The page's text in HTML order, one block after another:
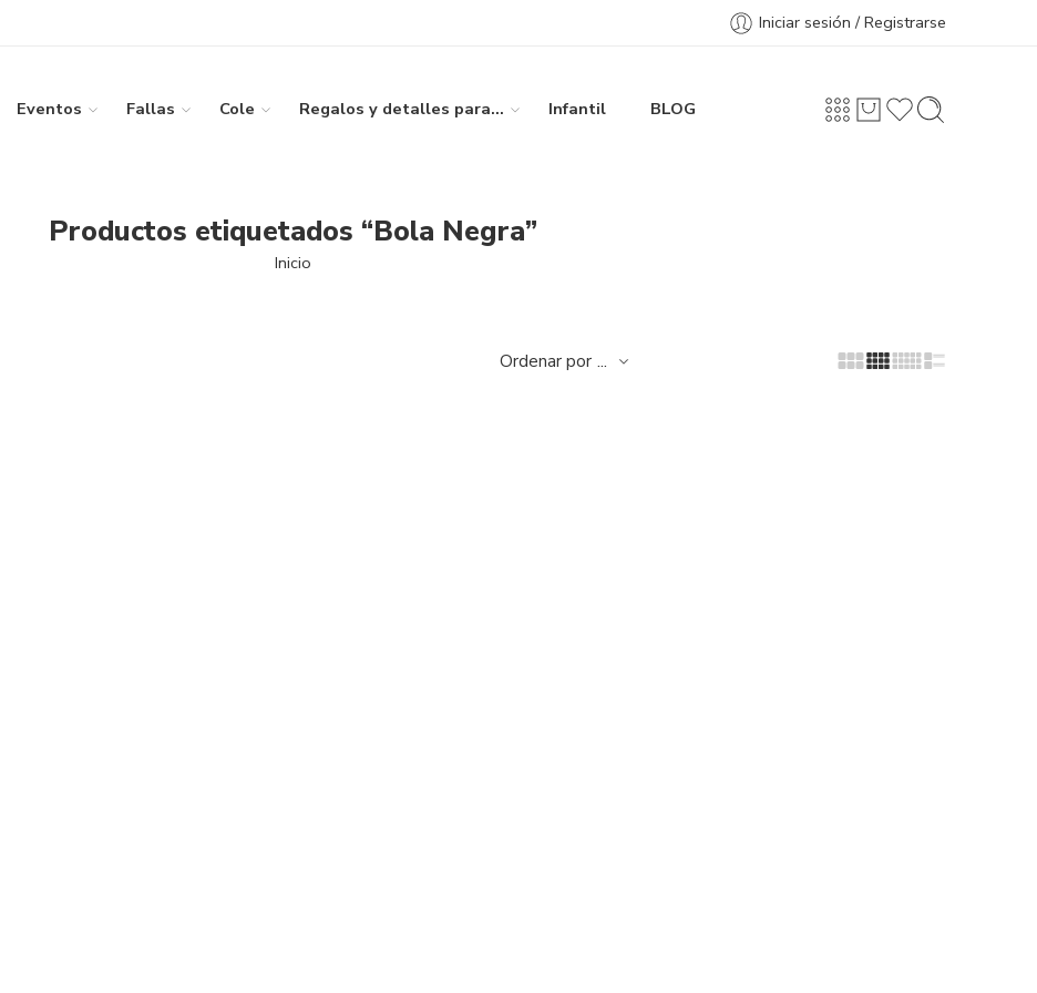
Iniciar sesión / Registrarse
Eventos Fallas Cole Regalos y detalles para… Infantil BLOG
Productos etiquetados “Bola Negra”
Inicio
Ordenar por ...